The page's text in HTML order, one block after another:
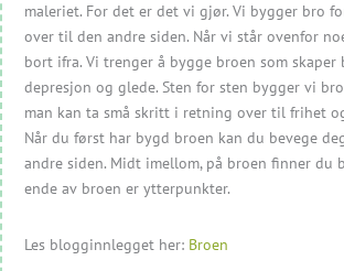
maleriet. For det er det vi gjør. Vi bygger bro
over til den andre siden. Når vi står ovenfor
bort ifra. Vi trenger å bygge broen som skaper
depresjon og glede. Sten for sten bygger vi
man kan ta små skritt i retning over til frihet
Når du først har bygd broen kan du bevege
andre siden. Midt imellom, på broen finner du
ende av broen er ytterpunkter.
Les blogginnlegget her: Broen